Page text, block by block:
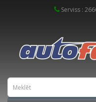
Serviss :